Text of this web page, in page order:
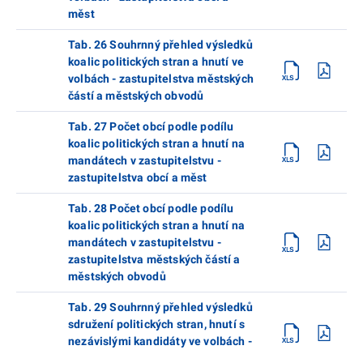
měst
Tab. 26 Souhrnný přehled výsledků
koalic politických stran a hnutí ve
volbách - zastupitelstva městských
částí a městských obvodů
Tab. 27 Počet obcí podle podílu
koalic politických stran a hnutí na
mandátech v zastupitelstvu -
zastupitelstva obcí a měst
Tab. 28 Počet obcí podle podílu
koalic politických stran a hnutí na
mandátech v zastupitelstvu -
zastupitelstva městských částí a
městských obvodů
Tab. 29 Souhrnný přehled výsledků
sdružení politických stran, hnutí s
nezávislými kandidáty ve volbách -